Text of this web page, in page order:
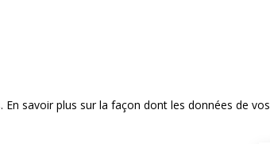
En savoir plus sur la façon dont les données de vos